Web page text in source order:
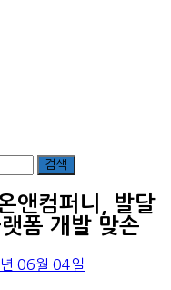
앤컴퍼니, 발달
폼 개발 맞손
06월 04일